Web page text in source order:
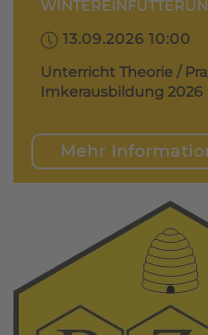
13.09.2026 10:00
Unterricht Theorie /
Imkerausbildung 2026
Mehr